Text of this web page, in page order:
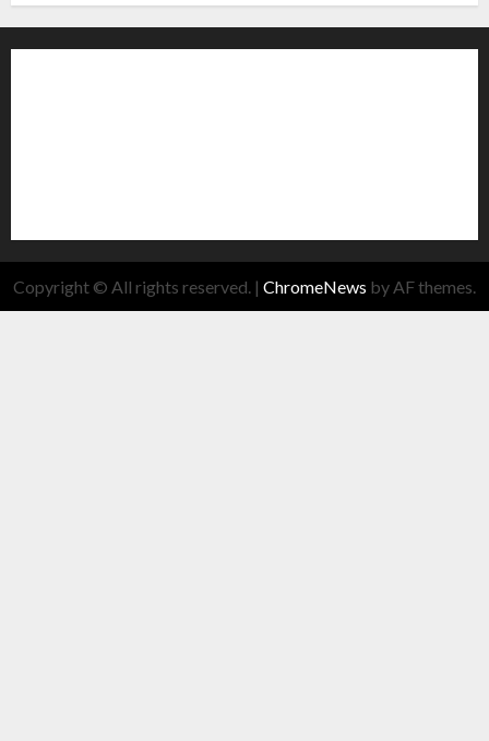
Copyright © All rights reserved. | ChromeNews by AF themes.